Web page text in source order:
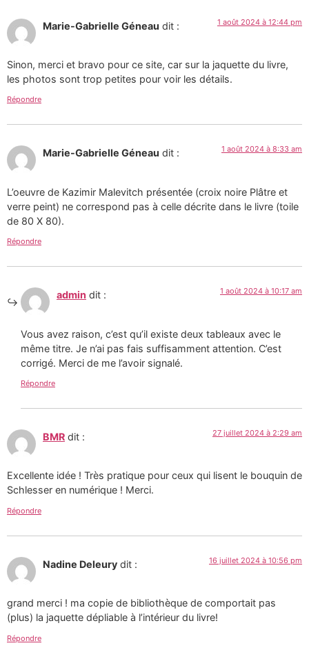
Marie-Gabrielle Géneau dit : 1 août 2024 à 12:44 pm
Sinon, merci et bravo pour ce site, car sur la jaquette du livre,
les photos sont trop petites pour voir les détails.
Répondre
Marie-Gabrielle Géneau dit : 1 août 2024 à 8:33 am
L’oeuvre de Kazimir Malevitch présentée (croix noire Plâtre et
verre peint) ne correspond pas à celle décrite dans le livre (toile
de 80 X 80).
Répondre
admin dit : 1 août 2024 à 10:17 am
Vous avez raison, c’est qu’il existe deux tableaux avec le
même titre. Je n’ai pas fais suffisamment attention. C’est
corrigé. Merci de me l’avoir signalé.
Répondre
BMR dit : 27 juillet 2024 à 2:29 am
Excellente idée ! Très pratique pour ceux qui lisent le bouquin de
Schlesser en numérique ! Merci.
Répondre
Nadine Deleury dit : 16 juillet 2024 à 10:56 pm
grand merci ! ma copie de bibliothèque de comportait pas
(plus) la jaquette dépliable à l’intérieur du livre!
Répondre